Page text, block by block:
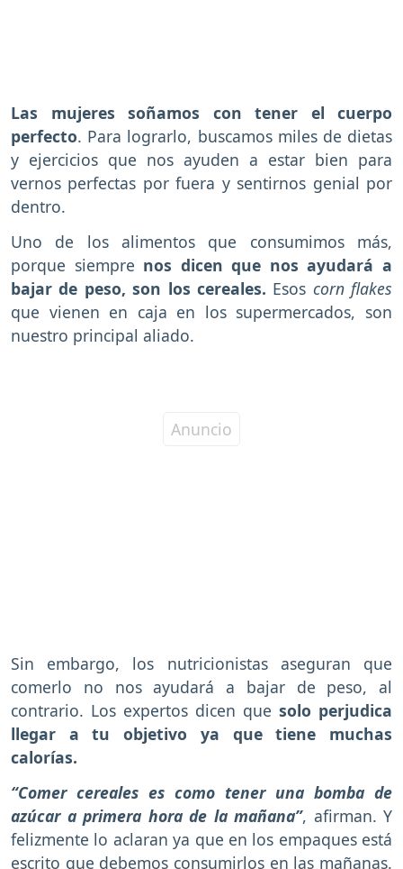
Las mujeres soñamos con tener el cuerpo
perfecto. Para lograrlo, buscamos miles de dietas
y ejercicios que nos ayuden a estar bien para
vernos perfectas por fuera y sentirnos genial por
dentro.
Uno de los alimentos que consumimos más,
porque siempre nos dicen que nos ayudará a
bajar de peso, son los cereales. Esos corn flakes
que vienen en caja en los supermercados, son
nuestro principal aliado.
Sin embargo, los nutricionistas aseguran que
comerlo no nos ayudará a bajar de peso, al
contrario. Los expertos dicen que solo perjudica
llegar a tu objetivo ya que tiene muchas
calorías.
“Comer cereales es como tener una bomba de
azúcar a primera hora de la mañana”, afirman. Y
felizmente lo aclaran ya que en los empaques está
escrito que debemos consumirlos en las mañanas.